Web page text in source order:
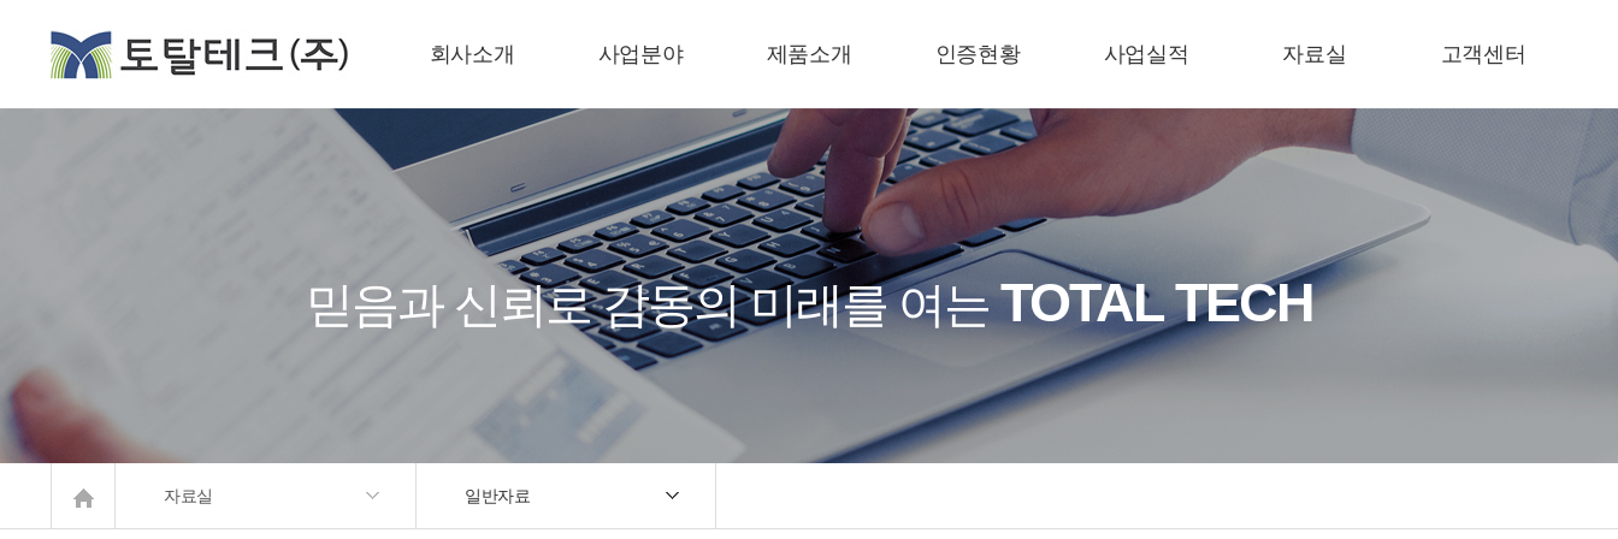
회사소개
CEO인사말
업태조서
회사연혁
사업분야
산업용노즐
환경플랜트
제품소개
루미나(LUMINA)
수입노즐
산업용노즐
환경플랜트
인증현황
인증현황
사업실적 자료실
E-카다로그
고객센터
믿음과 신뢰로 감동의 미래를 여는TOTAL TECH
자료실 일반자료